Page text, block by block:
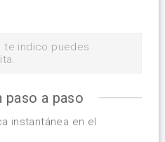
te indico puedes
paso a paso
instantánea en el